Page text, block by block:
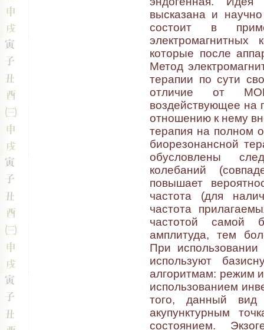
высказана и
состоит в
которые после
Метод
терапии по сути
отличие от
воздействующее на
отношению к нему
терапия на полном
биорезонансной
обусловлены
колебаний
повышает
частота (для
частота
частотой самой
амплитуда, тем
При
используют
алгоритмам: режим
использованием
того, данный вид
акупунктурным
состоянием.